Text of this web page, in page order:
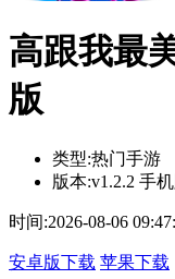
高跟我最
版
类型:热门手游
版本:v1.2.2 手
时间:2026-08-06
安卓版下载 苹果下载